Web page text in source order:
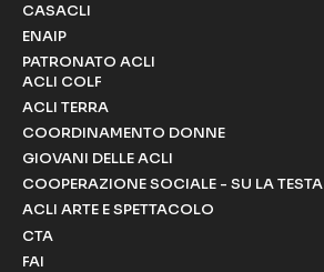
CASACLI
ENAIP
PATRONATO ACLI
ACLI COLF
ACLI TERRA
COORDINAMENTO DONNE
GIOVANI DELLE ACLI
COOPERAZIONE SOCIALE - SU LA TESTA
ACLI ARTE E SPETTACOLO
CTA
FAI